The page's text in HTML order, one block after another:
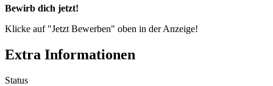
Bewirb dich jetzt!
Klicke auf "Jetzt Bewerben" oben in der Anzeige!
Extra Informationen
Status